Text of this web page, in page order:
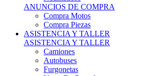
COCHES DE CALLE
VENTA COCHES DE CALLE.
COMPRA COCHES
SINIESTROS DE COCHES
EL BAÚL DE LOS RECUERDOS
FOROS DE OPINIÓN
FORO GENERAL